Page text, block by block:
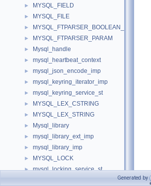
► MYSQL_FIELD
► MYSQL_FILE
► MYSQL_FTPARSER_BOOLEAN_INFO
► MYSQL_FTPARSER_PARAM
► Mysql_handle
► mysql_heartbeat_context
► mysql_json_encode_imp
► mysql_keyring_iterator_imp
► mysql_keyring_service_st
► MYSQL_LEX_CSTRING
► MYSQL_LEX_STRING
► Mysql_library
► mysql_library_ext_imp
► mysql_library_imp
► MYSQL_LOCK
► mysql_locking_service_st
Generated by